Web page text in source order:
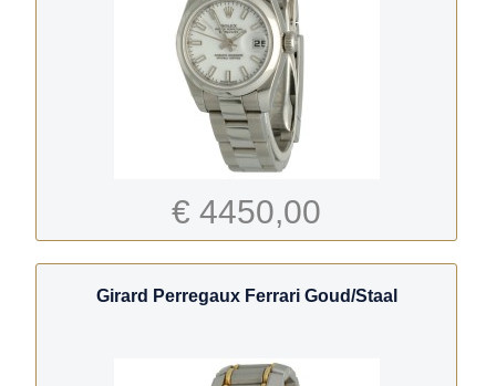
€ 4450,00
Girard Perregaux Ferrari Goud/Staal